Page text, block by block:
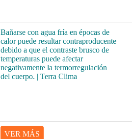
Bañarse con agua fría en épocas de
calor puede resultar contraproducente
debido a que el contraste brusco de
temperaturas puede afectar
negativamente la termorregulación
del cuerpo. | Terra Clima
VER MÁS